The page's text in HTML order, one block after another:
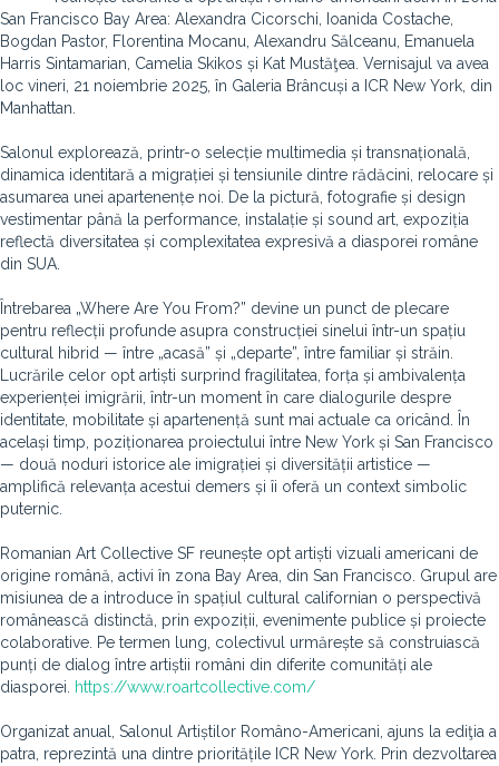
San Francisco Bay Area: Alexandra Cicorschi, Ioanida Costache,
Bogdan Pastor, Florentina Mocanu, Alexandru Sălceanu, Emanuela
Harris Sintamarian, Camelia Skikos și Kat Mustăţea. Vernisajul va avea
loc vineri, 21 noiembrie 2025, în Galeria Brâncuși a ICR New York, din
Manhattan.
Salonul explorează, printr-o selecție multimedia și transnațională,
dinamica identitară a migrației și tensiunile dintre rădăcini, relocare și
asumarea unei apartenențe noi. De la pictură, fotografie și design
vestimentar până la performance, instalație și sound art, expoziția
reflectă diversitatea și complexitatea expresivă a diasporei române
din SUA.
Întrebarea „Where Are You From?” devine un punct de plecare
pentru reflecții profunde asupra construcției sinelui într-un spațiu
cultural hibrid — între „acasă” și „departe”, între familiar și străin.
Lucrările celor opt artiști surprind fragilitatea, forța și ambivalența
experienței imigrării, într-un moment în care dialogurile despre
identitate, mobilitate și apartenență sunt mai actuale ca oricând. În
același timp, poziționarea proiectului între New York și San Francisco
— două noduri istorice ale imigrației și diversității artistice —
amplifică relevanța acestui demers și îi oferă un context simbolic
puternic.
Romanian Art Collective SF reunește opt artiști vizuali americani de
origine română, activi în zona Bay Area, din San Francisco. Grupul are
misiunea de a introduce în spațiul cultural californian o perspectivă
românească distinctă, prin expoziții, evenimente publice și proiecte
colaborative. Pe termen lung, colectivul urmărește să construiască
punți de dialog între artiștii români din diferite comunități ale
diasporei.
https://www.roartcollective.com/
Organizat anual, Salonul Artiștilor Româno-Americani, ajuns la ediţia a
patra, reprezintă una dintre prioritățile ICR New York. Prin dezvoltarea